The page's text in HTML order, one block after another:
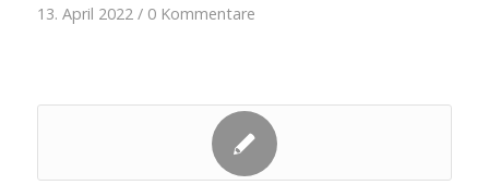
13. April 2022 / 0 Kommentare